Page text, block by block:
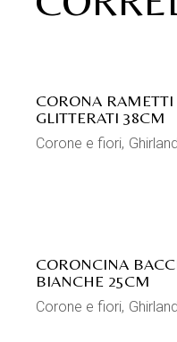
CORONA RAMETTI
GLITTERATI 38CM
Corone e fiori
CORONCINA
BIANCHE 25CM
Corone e fiori